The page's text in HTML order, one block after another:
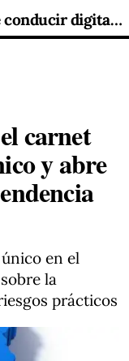
Europa avanza hacia el carnet de conducir digital único y abre el debate sobre la dependencia del móvil
carnet
y abre
en el
la
prácticos